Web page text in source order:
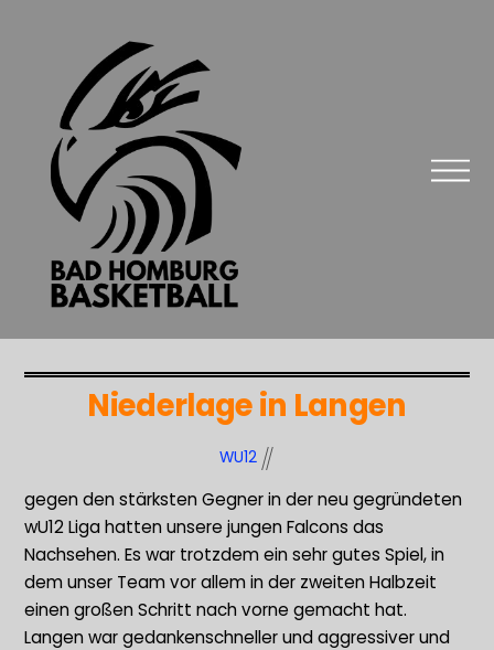
Niederlage in Langen
WU12
gegen den stärksten Gegner in der neu gegründeten
wU12 Liga hatten unsere jungen Falcons das
Nachsehen. Es war trotzdem ein sehr gutes Spiel, in
dem unser Team vor allem in der zweiten Halbzeit
einen großen Schritt nach vorne gemacht hat.
Langen war gedankenschneller und aggressiver und